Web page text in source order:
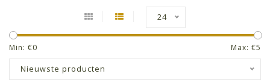
24
Min: €0 Max: €5
Nieuwste producten